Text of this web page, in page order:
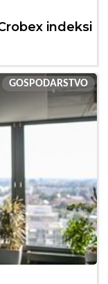
indeksi
GOSPODARSTVO